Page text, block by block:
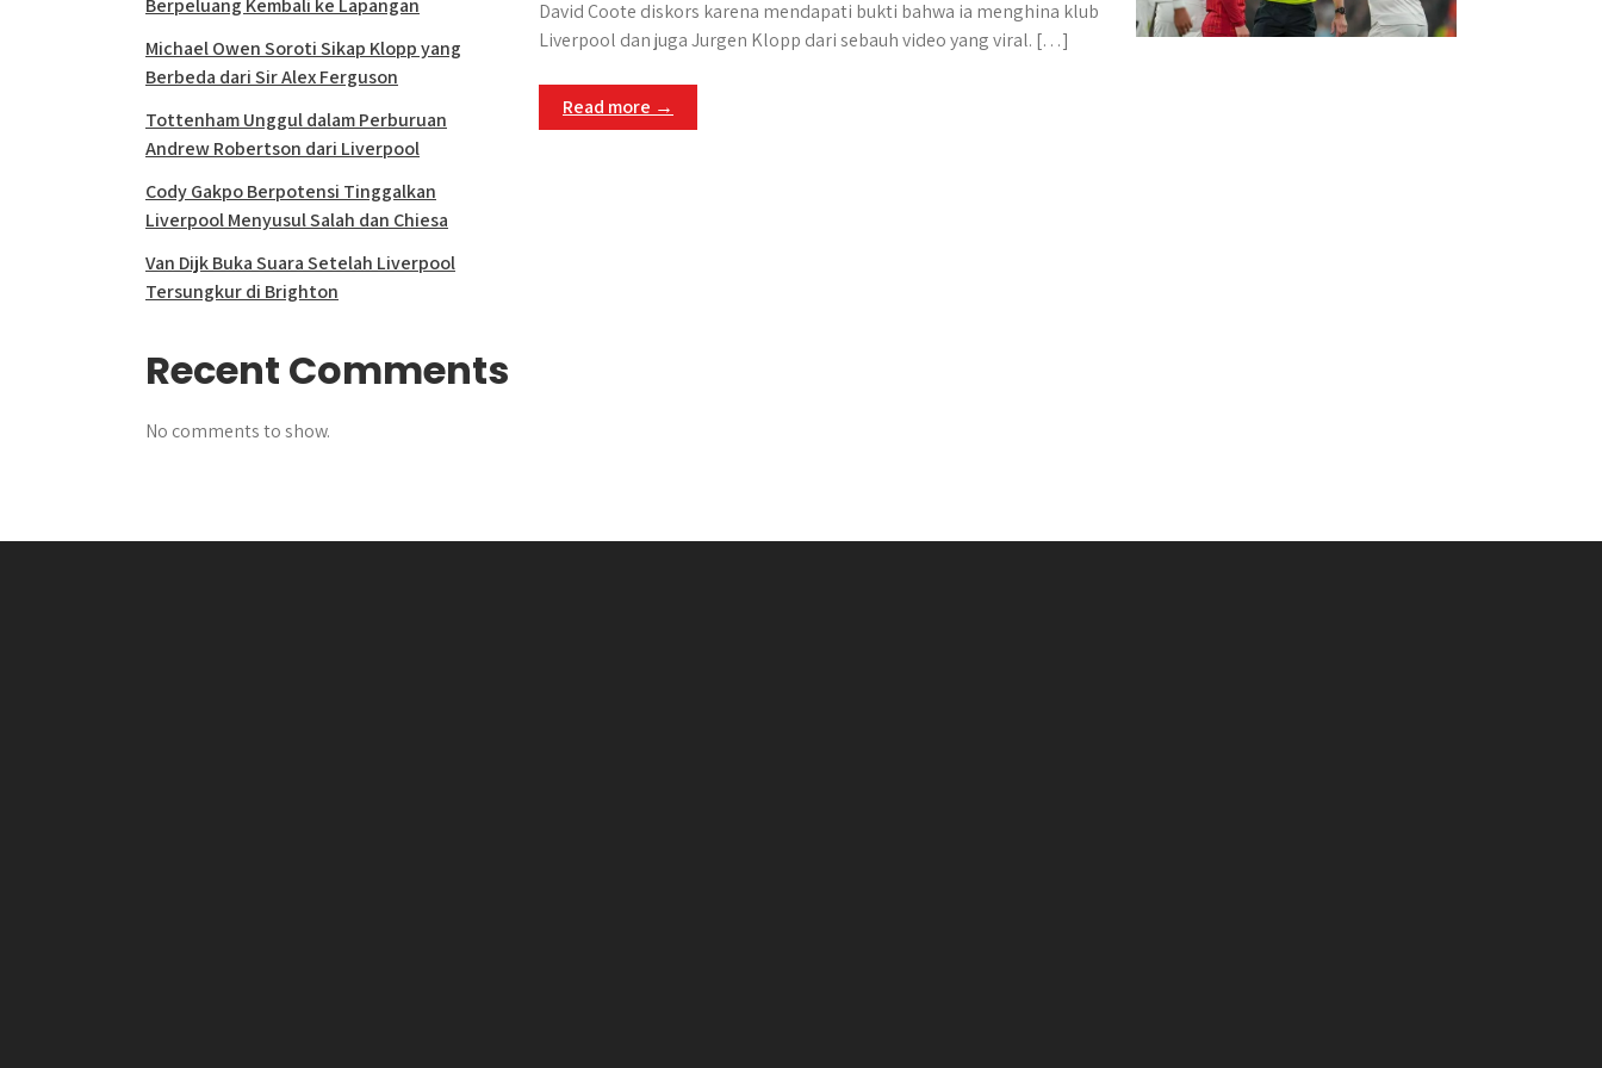
David Coote diskors karena mendapati bukti bahwa ia menghina klub
Liverpool dan juga Jurgen Klopp dari sebauh video yang viral. […]
Read more →
Berpeluang Kembali ke Lapangan
Michael Owen Soroti Sikap Klopp yang
Berbeda dari Sir Alex Ferguson
Tottenham Unggul dalam Perburuan
Andrew Robertson dari Liverpool
Cody Gakpo Berpotensi Tinggalkan
Liverpool Menyusul Salah dan Chiesa
Van Dijk Buka Suara Setelah Liverpool
Tersungkur di Brighton
Recent Comments
No comments to show.